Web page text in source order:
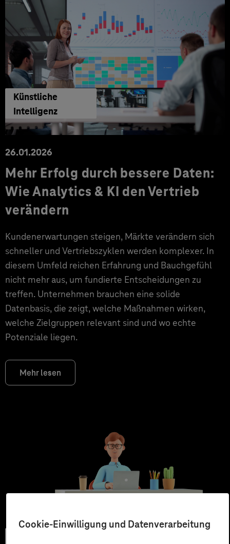
Cookie-Einwilligung und Datenverarbeitung
Künstliche
Intelligenz
26.01.2026
Mehr Erfolg durch bessere Daten:
Wie Analytics & KI den Vertrieb
verändern
Kundenerwartungen steigen, Märkte verändern sich
schneller und Vertriebszyklen werden komplexer. In
diesem Umfeld reichen Erfahrung und Bauchgefühl
nicht mehr aus, um fundierte Entscheidungen zu
treffen. Unternehmen brauchen eine solide
Datenbasis, die zeigt, welche Maßnahmen wirken,
welche Zielgruppen relevant sind und wo echte
Potenziale liegen.
Mehr lesen